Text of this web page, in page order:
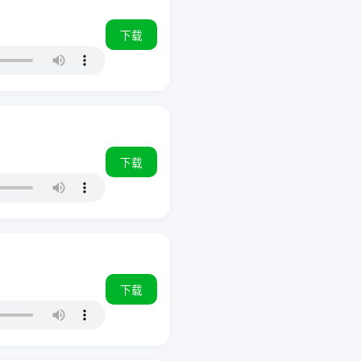
下载
下载
下载